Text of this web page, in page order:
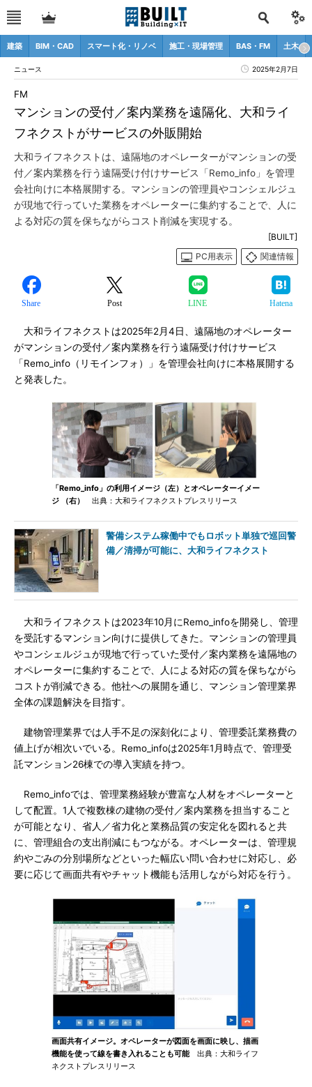
建築 BIM・CAD スマート化・リノベ 施工・現場管理 BAS・FM 土木
ニュース 2025年2月7日
マンションの受付／案内業務を遠隔化、大和ライ
フネクストがサービスの外販開始
FM
大和ライフネクストは、遠隔地のオペレーターがマンションの受
付／案内業務を行う遠隔受け付けサービス「Remo_info」を管理
会社向けに本格展開する。マンションの管理員やコンシェルジュ
が現地で行っていた業務をオペレーターに集約することで、人に
よる対応の質を保ちながらコスト削減を実現する。
[BUILT]
PC用表示
関連情報
Share Post LINE Hatena
大和ライフネクストは2025年2月4日、遠隔地のオペレーター
がマンションの受付／案内業務を行う遠隔受け付けサービス
「Remo_info（リモインフォ）」を管理会社向けに本格展開する
と発表した。
「Remo_info」の利用イメージ（左）とオペレーターイメー
ジ （右）
出典：大和ライフネクストプレスリリース
警備システム稼働中でもロボット単独で巡回警
備／清掃が可能に、大和ライフネクスト
大和ライフネクストは2023年10月にRemo_infoを開発し、管理
を受託するマンション向けに提供してきた。マンションの管理員
やコンシェルジュが現地で行っていた受付／案内業務を遠隔地の
オペレーターに集約することで、人による対応の質を保ちながら
コストが削減できる。他社への展開を通じ、マンション管理業界
全体の課題解決を目指す。
建物管理業界では人手不足の深刻化により、管理委託業務費の
値上げが相次いでいる。Remo_infoは2025年1月時点で、管理受
託マンション26棟での導入実績を持つ。
Remo_infoでは、管理業務経験が豊富な人材をオペレーターと
して配置。1人で複数棟の建物の受付／案内業務を担当すること
が可能となり、省人／省力化と業務品質の安定化を図れると共
に、管理組合の支出削減にもつながる。オペレーターは、管理規
約やごみの分別場所などといった幅広い問い合わせに対応し、必
要に応じて画面共有やチャット機能も活用しながら対応を行う。
画面共有イメージ。オペレーターが図面を画面に映し、描画
機能を使って線を書き入れることも可能出典：大和ライフ
ネクストプレスリリース